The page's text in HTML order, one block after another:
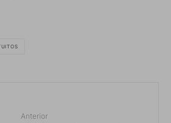
Anterior